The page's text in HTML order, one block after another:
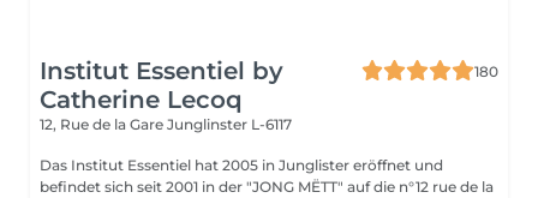
Institut Essentiel by
Catherine Lecoq
180
12, Rue de la Gare Junglinster L-6117
Das Institut Essentiel hat 2005 in Junglister eröffnet und
befindet sich seit 2001 in der "JONG MËTT" auf die n°12 rue de la